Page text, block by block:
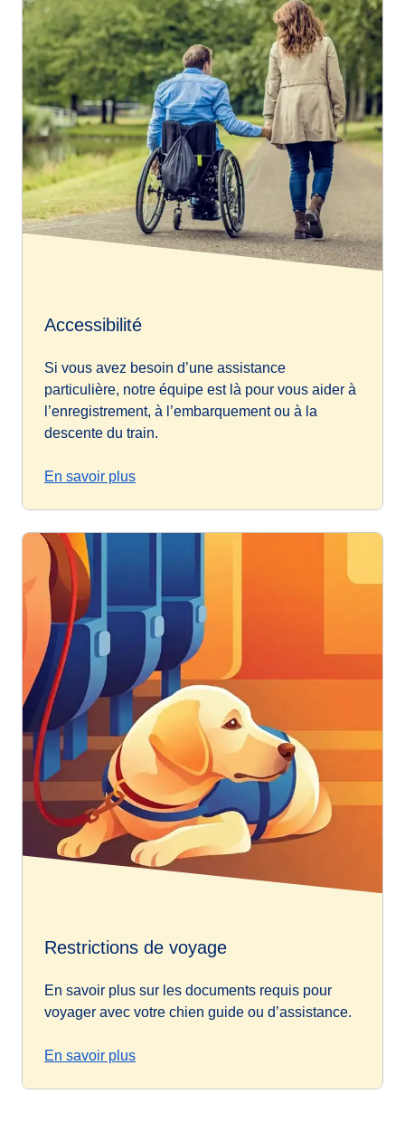
Accessibilité
Si vous avez besoin d’une assistance
particulière, notre équipe est là pour vous aider à
l’enregistrement, à l’embarquement ou à la
descente du train.
En savoir plus
Restrictions de voyage
En savoir plus sur les documents requis pour
voyager avec votre chien guide ou d’assistance.
En savoir plus